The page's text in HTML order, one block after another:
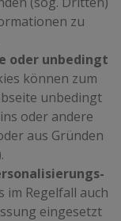
zu
oder unbedingt
können zum
unbedingt
oder andere
aus Gründen
im Regelfall auch
eingesetzt